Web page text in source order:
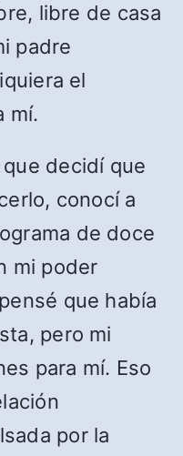
libre de casa
padre
el
mí.
decidí que
conocí a
de doce
mi poder
que había
pero mi
para mí. Eso
por la